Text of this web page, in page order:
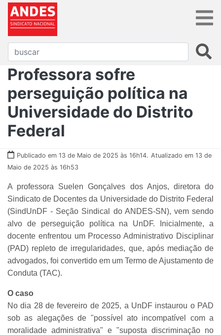
Professora sofre
perseguição política na
Universidade do Distrito
Federal
Publicado em 13 de Maio de 2025 às 16h14. Atualizado em 13 de
Maio de 2025 às 16h53
A professora Suelen Gonçalves dos Anjos, diretora do
Sindicato de Docentes da Universidade do Distrito Federal
(SindUnDF - Seção Sindical do ANDES-SN), vem sendo
alvo de perseguição política na UnDF. Inicialmente, a
docente enfrentou um Processo Administrativo Disciplinar
(PAD) repleto de irregularidades, que, após mediação de
advogados, foi convertido em um Termo de Ajustamento de
Conduta (TAC).
O caso
No dia 28 de fevereiro de 2025, a UnDF instaurou o PAD
sob as alegações de "possível ato incompatível com a
moralidade administrativa" e "suposta discriminação no